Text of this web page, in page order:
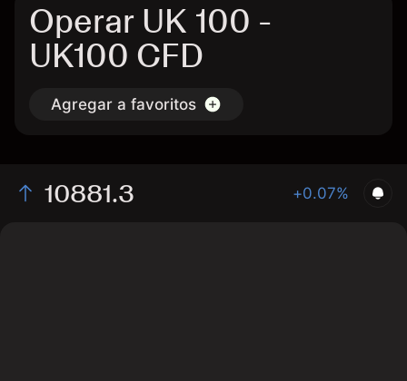
Operar UK 100 -
UK100 CFD
Agregar a favoritos
10881.3 +0.07%